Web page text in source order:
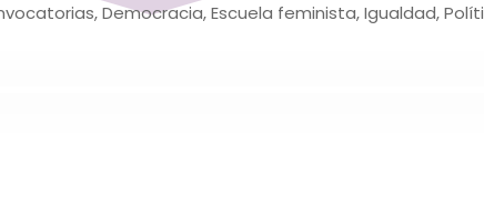
,Democracia,Escuela feminista,Igualdad,